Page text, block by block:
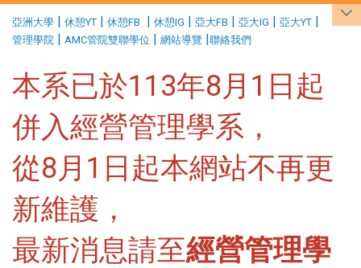
亞洲大學 | 休憩YT | 休憩FB | 休憩IG | 亞大FB | 亞大IG | 亞大YT |
管理學院 | AMC管院雙聯學位 | 網站導覽 |聯絡我們
本系已於113年8月1日起
併入經營管理學系，
從8月1日起本網站不再更
新維護，
最新消息請至經營管理學